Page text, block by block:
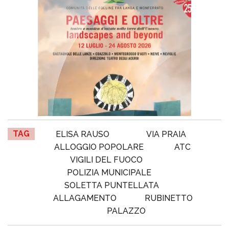
TAG ELISA RAUSO
VIA PRAIA
ALLOGGIO POPOLARE
ATC
VIGILI DEL FUOCO
POLIZIA MUNICIPALE
SOLETTA PUNTELLATA
ALLAGAMENTO
RUBINETTO
PALAZZO